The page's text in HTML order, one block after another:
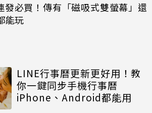
發必買！傳有「磁吸式雙螢幕」還
能玩
LINE行事曆更新更好用！教
你一鍵同步手機行事曆
iPhone、Android都能用